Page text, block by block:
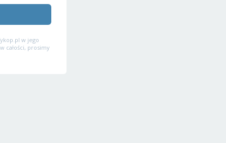
w jego
całości, prosimy